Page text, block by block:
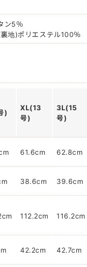
ン5％
地)ポリエステル100％
)
XL(13
号)
3L(15
号)
61.6cm 62.8cm
38.6cm 39.6cm
112.2cm 116.2cm
42.2cm 42.7cm